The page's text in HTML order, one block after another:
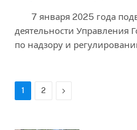
7 января 2025 года
деятельности Управления
по надзору и
1 2 Next